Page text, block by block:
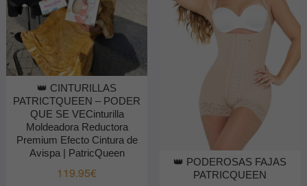
👑 CINTURILLAS
PATRICTQUEEN – PODER
QUE SE VECinturilla
Moldeadora Reductora
Premium Efecto Cintura de
Avispa | PatricQueen
119.95€
👑 PODEROSAS FAJAS
PATRICQUEEN